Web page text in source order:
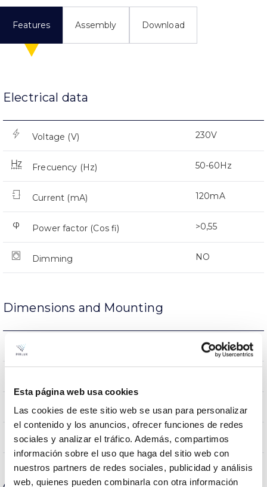
Esta página web usa cookies
Las cookies de este sitio web se usan para personalizar
el contenido y los anuncios, ofrecer funciones de redes
sociales y analizar el tráfico. Además, compartimos
información sobre el uso que haga del sitio web con
nuestros partners de redes sociales, publicidad y análisis
web, quienes pueden combinarla con otra información
Features Assembly Download
Electrical data
Voltage (V) 230V
Frecuency (Hz) 50-60Hz
Current (mA) 120mA
Power factor (Cos fi) >0,55
Dimming NO
Dimensions and Mounting
Linkable NO
Lighting Directa